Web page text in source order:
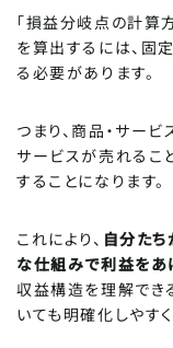
「損益分岐点の計算
を算出するには、固
る必要があります。
つまり、商品・サー
サービスが売れるこ
することになります。
これにより、 自分たち
な仕組みで利益をあ
収益構造を理解でき
いても明確化しやすく